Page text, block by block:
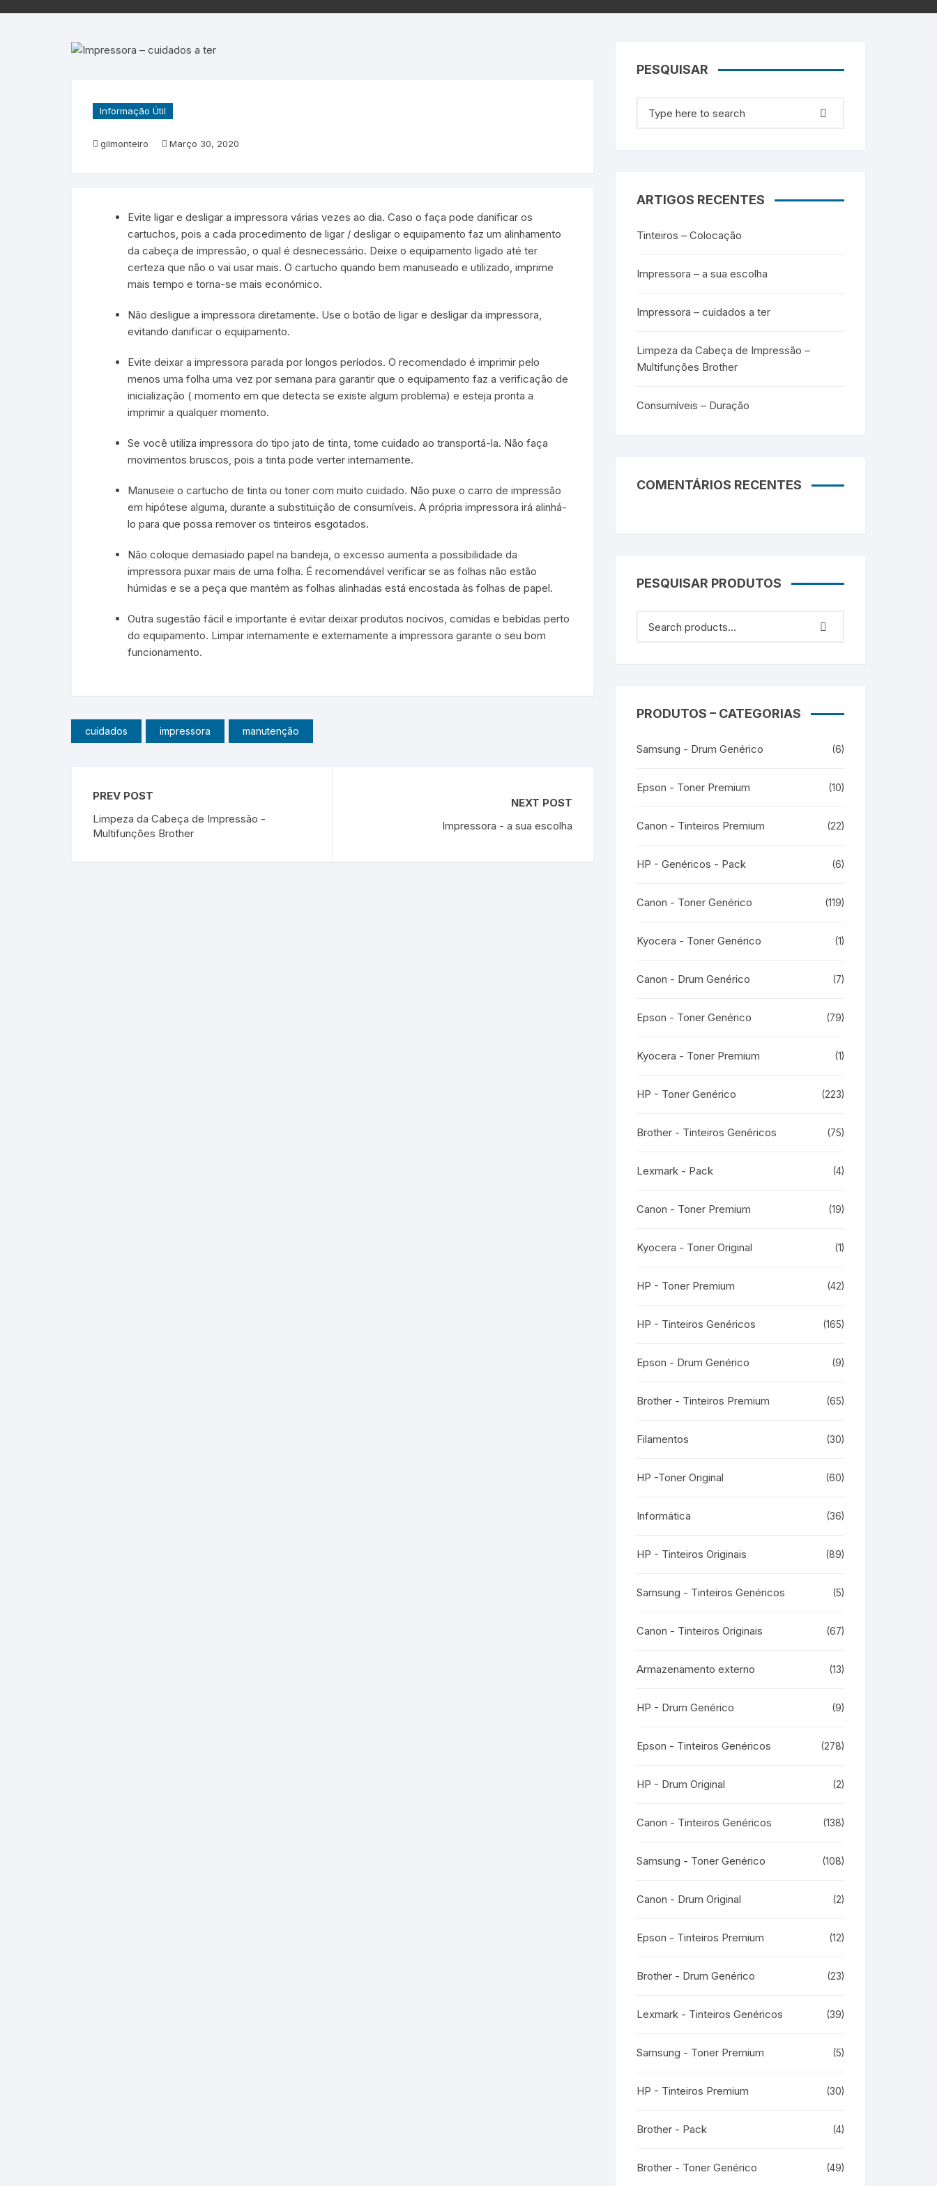
Lexmark
Lexmark – Pack
Informação Útil
gilmonteiro Março 30, 2020
Evite ligar e desligar a impressora várias vezes ao dia. Caso o faça pode danificar os
cartuchos, pois a cada procedimento de ligar / desligar o equipamento faz um alinhamento
da cabeça de impressão, o qual é desnecessário. Deixe o equipamento ligado até ter
certeza que não o vai usar mais. O cartucho quando bem manuseado e utilizado, imprime
mais tempo e torna-se mais económico.
Não desligue a impressora diretamente. Use o botão de ligar e desligar da impressora,
evitando danificar o equipamento.
Evite deixar a impressora parada por longos períodos. O recomendado é imprimir pelo
menos uma folha uma vez por semana para garantir que o equipamento faz a verificação de
inicialização ( momento em que detecta se existe algum problema) e esteja pronta a
imprimir a qualquer momento.
Se você utiliza impressora do tipo jato de tinta, tome cuidado ao transportá-la. Não faça
movimentos bruscos, pois a tinta pode verter internamente.
Manuseie o cartucho de tinta ou toner com muito cuidado. Não puxe o carro de impressão
em hipótese alguma, durante a substituição de consumíveis. A própria impressora irá alinhá-
lo para que possa remover os tinteiros esgotados.
Não coloque demasiado papel na bandeja, o excesso aumenta a possibilidade da
impressora puxar mais de uma folha. É recomendável verificar se as folhas não estão
húmidas e se a peça que mantém as folhas alinhadas está encostada às folhas de papel.
Outra sugestão fácil e importante é evitar deixar produtos nocivos, comidas e bebidas perto
do equipamento. Limpar internamente e externamente a impressora garante o seu bom
funcionamento.
cuidados impressora manutenção
PREV POST
Limpeza da Cabeça de Impressão -
Multifunções Brother
NEXT POST
Impressora - a sua escolha
PESQUISAR
ARTIGOS RECENTES
Tinteiros – Colocação
Impressora – a sua escolha
Impressora – cuidados a ter
Limpeza da Cabeça de Impressão –
Multifunções Brother
Consumíveis – Duração
COMENTÁRIOS RECENTES
PESQUISAR PRODUTOS
PRODUTOS – CATEGORIAS
Samsung - Drum Genérico (6)
Epson - Toner Premium (10)
Canon - Tinteiros Premium (22)
HP - Genéricos - Pack (6)
Canon - Toner Genérico (119)
Kyocera - Toner Genérico (1)
Canon - Drum Genérico (7)
Epson - Toner Genérico (79)
Kyocera - Toner Premium (1)
HP - Toner Genérico (223)
Brother - Tinteiros Genéricos (75)
Lexmark - Pack (4)
Canon - Toner Premium (19)
Kyocera - Toner Original (1)
HP - Toner Premium (42)
HP - Tinteiros Genéricos (165)
Epson - Drum Genérico (9)
Brother - Tinteiros Premium (65)
Filamentos (30)
HP -Toner Original (60)
Informática (36)
HP - Tinteiros Originais (89)
Samsung - Tinteiros Genéricos (5)
Canon - Tinteiros Originais (67)
Armazenamento externo (13)
HP - Drum Genérico (9)
Epson - Tinteiros Genéricos (278)
HP - Drum Original (2)
Canon - Tinteiros Genéricos (138)
Samsung - Toner Genérico (108)
Canon - Drum Original (2)
Epson - Tinteiros Premium (12)
Brother - Drum Genérico (23)
Lexmark - Tinteiros Genéricos (39)
Samsung - Toner Premium (5)
HP - Tinteiros Premium (30)
Brother - Pack (4)
Brother - Toner Genérico (49)